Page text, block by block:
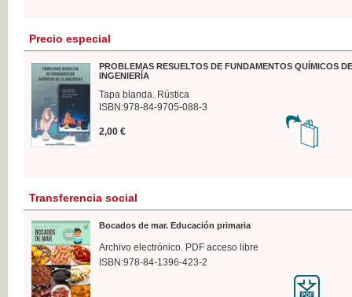
Precio especial
PROBLEMAS RESUELTOS DE FUNDAMENTOS QUÍMICOS
INGENIERÍA
Tapa blanda. Rústica
ISBN:978-84-9705-088-3
2,00 €
Transferencia social
Bocados de mar. Educación primaria
Archivo electrónico. PDF acceso libre
ISBN:978-84-1396-423-2